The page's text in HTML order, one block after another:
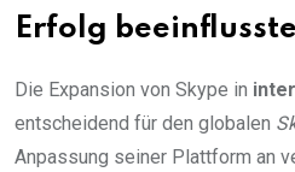
Erfolg
Die Expansion von Skype in
entscheidend für den globalen
Anpassung seiner Plattform an